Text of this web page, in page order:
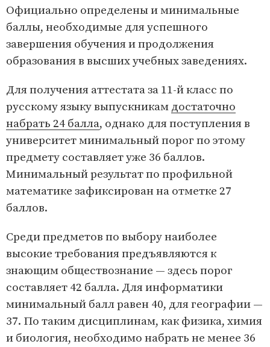
Официально определены и минимальные
баллы, необходимые для успешного
завершения обучения и продолжения
образования в высших учебных заведениях.
Для получения аттестата за 11-й класс по
русскому языку выпускникам достаточно
набрать 24 балла, однако для поступления в
университет минимальный порог по этому
предмету составляет уже 36 баллов.
Минимальный результат по профильной
математике зафиксирован на отметке 27
баллов.
Среди предметов по выбору наиболее
высокие требования предъявляются к
знающим обществознание — здесь порог
составляет 42 балла. Для информатики
минимальный балл равен 40, для географии —
37. По таким дисциплинам, как физика, химия
и биология, необходимо набрать не менее 36